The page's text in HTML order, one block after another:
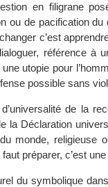
en filigrane
ou de pacification
c’est
référence à
utopie pour
possible sans
de la
la Déclaration
monde, religieuse
faut préparer, c’est
du symbolique